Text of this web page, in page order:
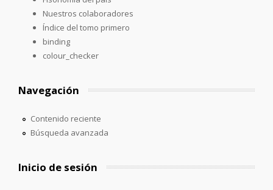
Nuestros colaboradores
Índice del tomo primero
binding
colour_checker
Navegación
Contenido reciente
Búsqueda avanzada
Inicio de sesión